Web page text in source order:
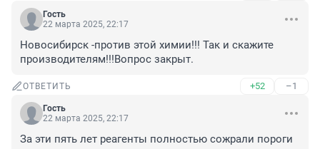
Гость
22 марта 2025, 22:17
Новосибирск -против этой химии!!! Так и скажите
производителям!!!Вопрос закрыт.
ОТВЕТИТЬ +52 –1
Гость
22 марта 2025, 22:17
За эти пять лет реагенты полностью сожрали пороги